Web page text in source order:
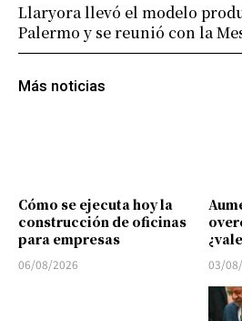
Más noticias
Cómo se ejecuta hoy la
construcción de oficinas
para empresas
06/08/2026 03/
Llaryora llevó el modelo
Palermo y se reunió con la